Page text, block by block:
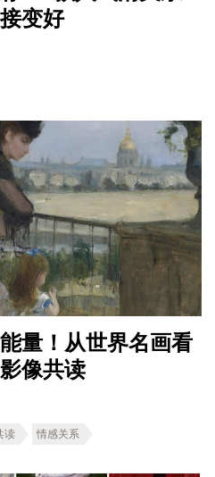
变好
量！从世界名画看
像共读
读 情感关系